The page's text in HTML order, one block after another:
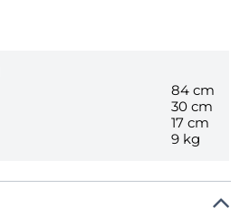
84 cm
30 cm
17 cm
9 kg